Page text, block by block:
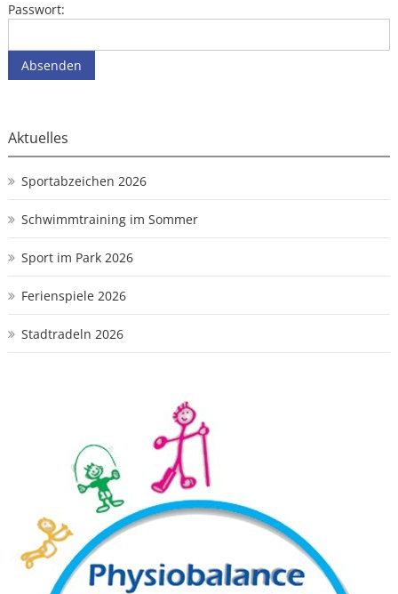
Passwort:
Aktuelles
Sportabzeichen 2026
Schwimmtraining im Sommer
Sport im Park 2026
Ferienspiele 2026
Stadtradeln 2026